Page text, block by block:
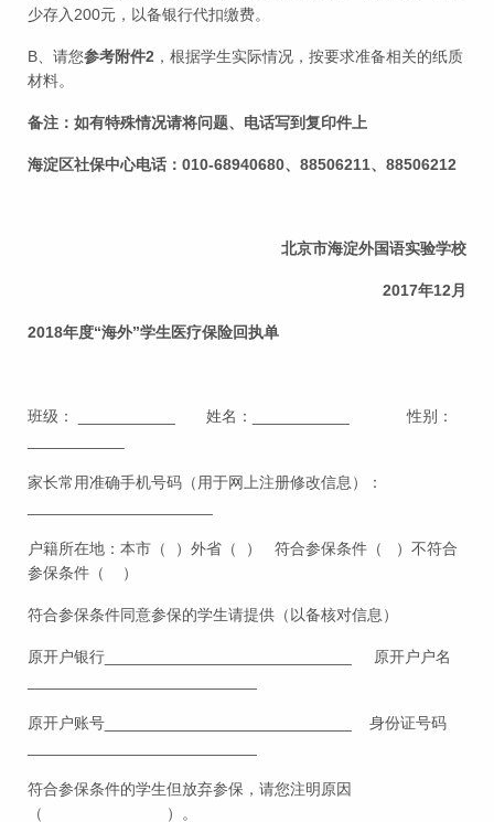
少存入200元，以备银行代扣缴费。
B、请您参考附件2 ，根据学生实际情况，按要求准备相关的纸质
材料。
备注：如有特殊情况请将问题、电话写到复印件上
海淀区社保中心电话：010-68940680、88506211、88506212
北京市海淀外国语实验学校
2017年12月
2018年度“海外”学生医疗保险回执单
班级： ___________ 姓名：___________ 性别：
家长常用准确手机号码（用于网上注册修改信息）：
户籍所在地：本市（ ）外省（ ） 符合参保条件（ ）不符合
参保条件（ ）
符合参保条件同意参保的学生请提供（以备核对信息）
原开户银行____________________________ 原开户户名
原开户账号____________________________ 身份证号码
符合参保条件的学生但放弃参保，请您注明原因
（ ）。